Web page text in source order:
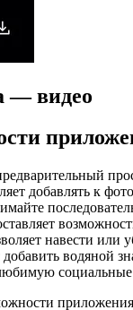
— видео
добавлять к
навести или
водяной
социальные